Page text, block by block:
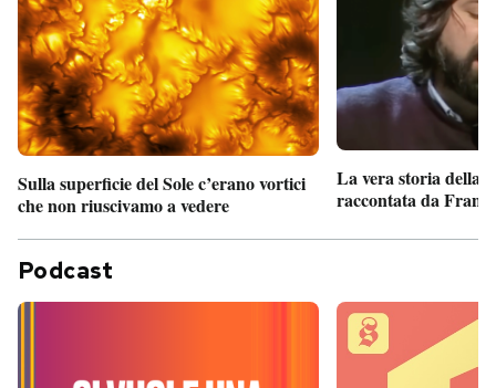
Sulla superficie del Sole c’erano vortici
che non riuscivamo a vedere
La vera storia della
raccontata da
Podcast